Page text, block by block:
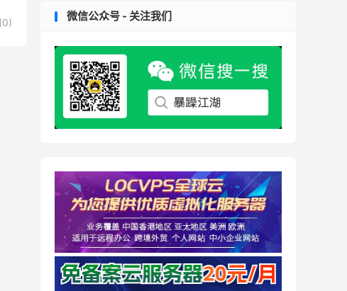
0) 微信公众号 - 关注我们